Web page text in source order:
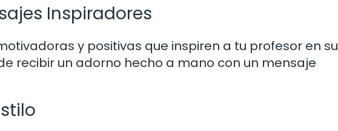
Inspiradores
y positivas que inspiren a tu profesor en su
recibir un adorno hecho a mano con un mensaje